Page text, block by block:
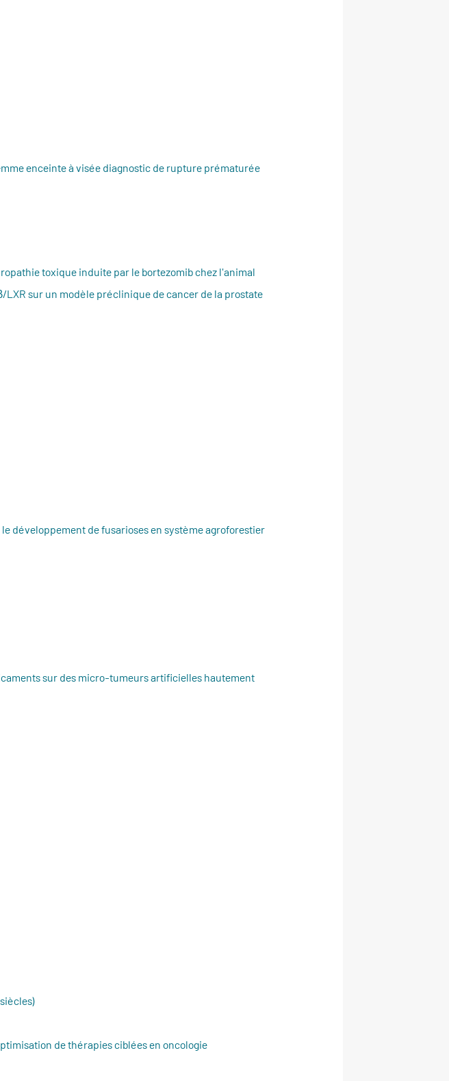
enceinte à visée diagnostic de rupture prématurée
toxique induite par le bortezomib chez l'animal
LXR sur un modèle préclinique de cancer de la prostate
développement de fusarioses en système agroforestier
sur des micro-tumeurs artificielles hautement
de thérapies ciblées en oncologie